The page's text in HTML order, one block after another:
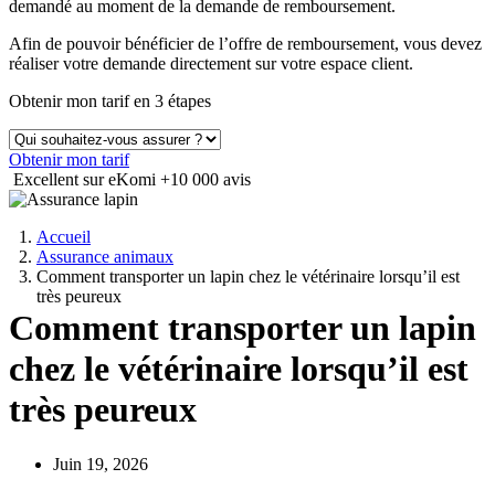
demandé au moment de la demande de remboursement.
Afin de pouvoir bénéficier de l’offre de remboursement, vous devez
réaliser votre demande directement sur votre espace client.
Obtenir mon tarif en 3 étapes
Obtenir mon tarif
Excellent sur eKomi +10 000 avis
Accueil
Assurance animaux
Comment transporter un lapin chez le vétérinaire lorsqu’il est
très peureux
Comment transporter un lapin
chez le vétérinaire lorsqu’il est
très peureux
Juin 19, 2026